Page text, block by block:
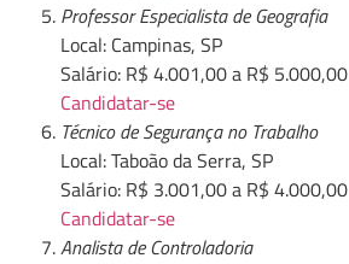
Professor Especialista de Geografia
Local: Campinas, SP
Salário: R$ 4.001,00 a R$ 5.000,00
Candidatar-se
Técnico de Segurança no Trabalho
Local: Taboão da Serra, SP
Salário: R$ 3.001,00 a R$ 4.000,00
Candidatar-se
Analista de Controladoria